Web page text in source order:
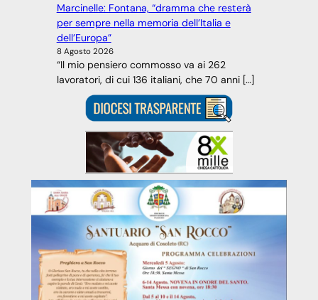
Marcinelle: Fontana, “dramma che resterà
per sempre nella memoria dell’Italia e
dell’Europa”
8 Agosto 2026
“Il mio pensiero commosso va ai 262
lavoratori, di cui 136 italiani, che 70 anni […]